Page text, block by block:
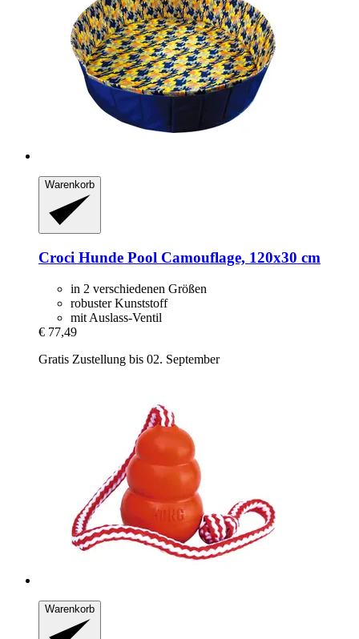
Warenkorb
Croci Hunde Pool Camouflage, 120x30 cm
in 2 verschiedenen Größen
robuster Kunststoff
mit Auslass-Ventil
€ 77,49
Gratis Zustellung bis 02. September
Warenkorb